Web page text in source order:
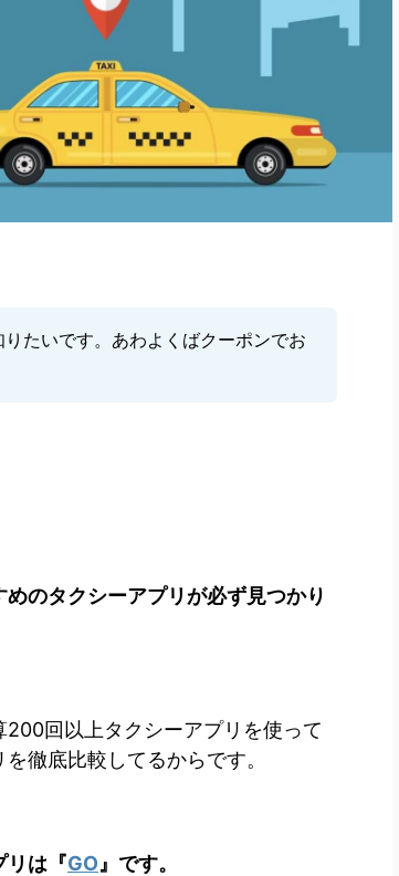
たいです。あわよくばクーポンでお
のタクシーアプリが必ず見つかり
回以上タクシーアプリを使って
徹底比較してるからです。
リは『GO』です。